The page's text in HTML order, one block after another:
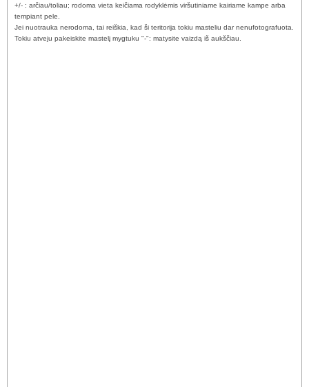
+/- : arčiau/toliau; rodoma vieta keičiama rodyklėmis viršutiniame kairiame kampe arba
tempiant pele.
Jei nuotrauka nerodoma, tai reiškia, kad ši teritorija tokiu masteliu dar nenufotografuota.
Tokiu atveju pakeiskite mastelį mygtuku "-": matysite vaizdą iš aukščiau.